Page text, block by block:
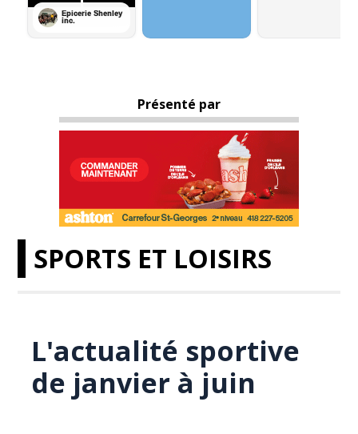
Présenté par
SPORTS ET LOISIRS
L'actualité sportive
de janvier à juin